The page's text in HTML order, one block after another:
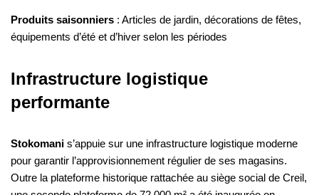
Produits saisonniers : Articles de jardin, décorations de fêtes,
équipements d’été et d’hiver selon les périodes
Infrastructure logistique
performante
Stokomani s’appuie sur une infrastructure logistique moderne
pour garantir l’approvisionnement régulier de ses magasins.
Outre la plateforme historique rattachée au siège social de Creil,